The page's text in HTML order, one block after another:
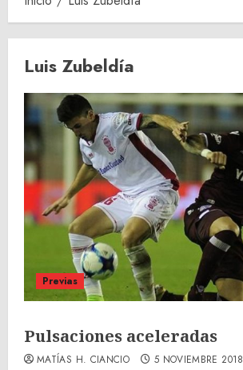
Luis Zubeldía
Previas
Pulsaciones aceleradas
MATÍAS H. CIANCIO 5 NOVIEMBRE 2018